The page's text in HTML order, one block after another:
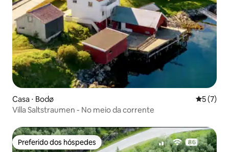
Casa ⋅ Bodø 5 de
5 (7)
Villa Saltstraumen - No meio da corrente
Preferido dos hóspedes
Preferido dos hóspedes